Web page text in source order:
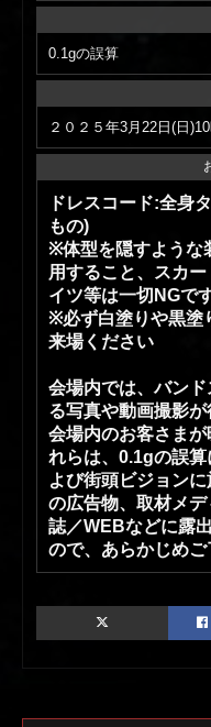
0.1gの誤算
２０２５年3月22日(日)10
ドレスコード:全身
もの)
※体型を隠すような
用すること、スカ
イツ等は一切NGです
※必ず白塗りや黒塗
来場ください
会場内では、バン
る写真や動画撮影が
会場内のお客さま
れらは、0.1gの誤
よび街頭ビジョン
の広告物、取材メ
誌／WEBなどに露
ので、あらかじめご